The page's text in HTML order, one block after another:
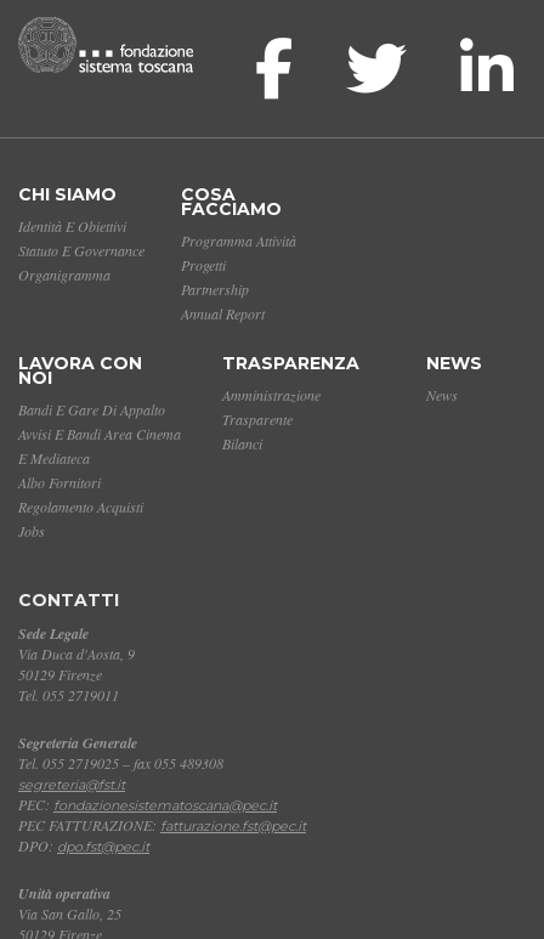
CHI SIAMO
Identità E Obiettivi
Statuto E Governance
Organigramma
COSA
FACCIAMO
Programma Attività
Progetti
Partnership
Annual Report
LAVORA CON
NOI
Bandi E Gare Di Appalto
Avvisi E Bandi Area Cinema
E Mediateca
Albo Fornitori
Regolamento Acquisti
Jobs
TRASPARENZA
Amministrazione
Trasparente
Bilanci
NEWS
News
CONTATTI
Sede Legale
Via Duca d'Aosta, 9
50129 Firenze
Tel. 055 2719011
Segreteria Generale
Tel. 055 2719025 – fax 055 489308
segreteria@fst.it
PEC: fondazionesistematoscana@pec.it
PEC FATTURAZIONE: fatturazione.fst@pec.it
DPO: dpo.fst@pec.it
Unità operativa
Via San Gallo, 25
50129 Firenze